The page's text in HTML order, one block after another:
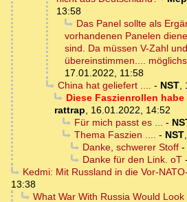
13:58
Das Panel sollte als
vorhandenen Panelen
sind. Da müssen V-Zahl
übereinstimmen....
17.01.2022, 11:58
China hat geliefert .... - NST,
Diese Faszienrollen
rattrap, 16.01.2022, 14:52
Für mich passt es ... -
Thema Faszien .... - NST,
Danke, schwerer Stoff-
Danke für den Link. oT-
Kedmi: Mit Russland in die Vor-
13:38
What War With Russia Would Look